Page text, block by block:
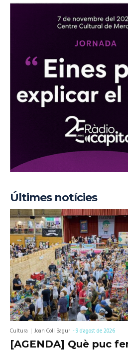
Últimes notícies
Cultura Joan Coll Bagur -9 d'agost de 2026
[AGENDA] Què puc